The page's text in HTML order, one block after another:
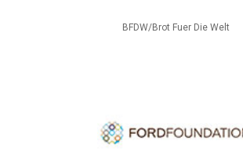
BFDW/Brot Fuer Die Welt